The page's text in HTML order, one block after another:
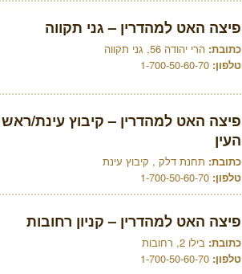
פיצה האט למהדרין – גני תקווה
כתובת: הרי יהודה 56, גני תקווה
טלפון: 1-700-50-60-70
פיצה האט למהדרין – קיבוץ עינת/ראש
העין
כתובת: תחנת דלק , קיבוץ עינת
טלפון: 1-700-50-60-70
פיצה האט למהדרין – קניון רחובות
כתובת: בילו 2, רחובות
טלפון: 1-700-50-60-70